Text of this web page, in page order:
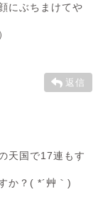
にぶちまけてや
返信
天国で17連もす
か？( *´艸｀)